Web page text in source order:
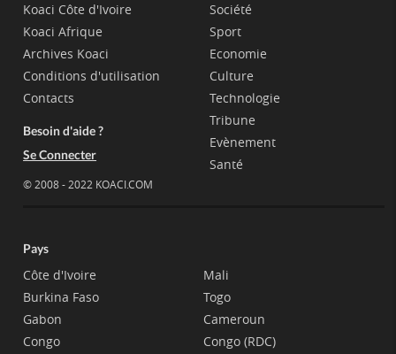
Koaci Côte d'Ivoire
Koaci Afrique
Archives Koaci
Conditions d'utilisation
Contacts
Besoin d'aide ?
Se Connecter
© 2008 - 2022 KOACI.COM
Société
Sport
Economie
Culture
Technologie
Tribune
Evènement
Santé
Pays
Côte d'Ivoire
Burkina Faso
Gabon
Congo
Mali
Togo
Cameroun
Congo (RDC)